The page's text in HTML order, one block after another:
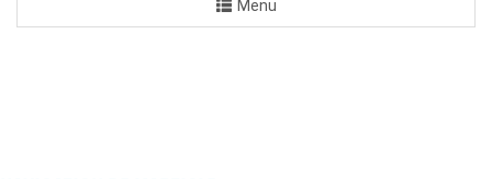
Menu